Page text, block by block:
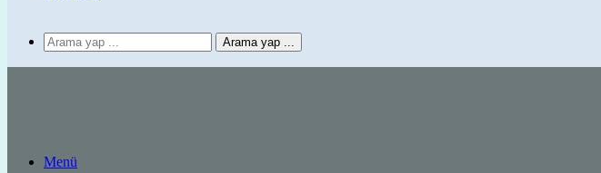
Arama yap ...
Menü